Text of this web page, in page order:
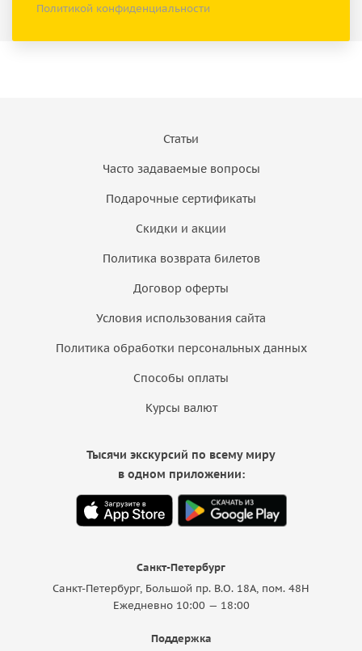
Политикой конфиденциальности
Статьи
Часто задаваемые вопросы
Подарочные сертификаты
Скидки и акции
Политика возврата билетов
Договор оферты
Условия использования сайта
Политика обработки персональных данных
Способы оплаты
Курсы валют
Санкт-Петербург
Санкт-Петербург, Большой пр. В.О. 18A, пом. 48Н
Ежедневно 10:00 — 18:00
Поддержка
Тысячи экскурсий по всему миру
в одном приложении: